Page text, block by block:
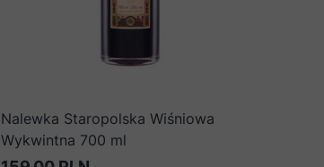
Nalewka Staropolska Wiśniowa
Wykwintna 700 ml